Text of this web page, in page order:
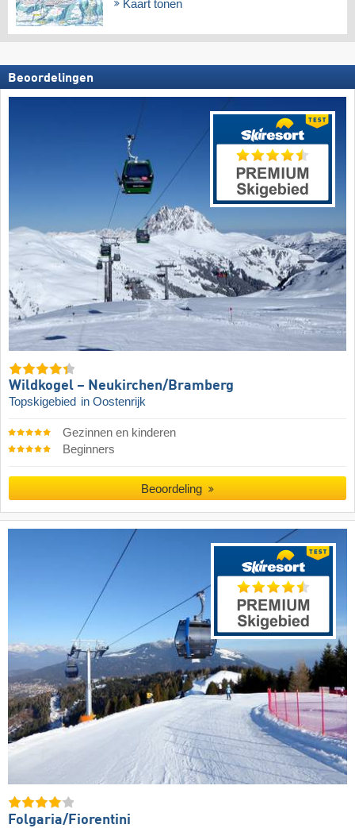
Kaart tonen
Beoordelingen
Wildkogel – Neukirchen/​Bramberg
Topskigebied in Oostenrijk
Gezinnen en kinderen
Beginners
Beoordeling
Folgaria/​Fiorentini